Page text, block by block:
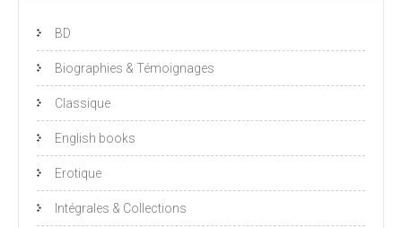
BD
Biographies & Témoignages
Classique
English books
Erotique
Intégrales & Collections